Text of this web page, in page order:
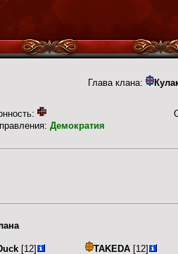
Глава клана:
Демократия
[12]
TAKEDA [12]